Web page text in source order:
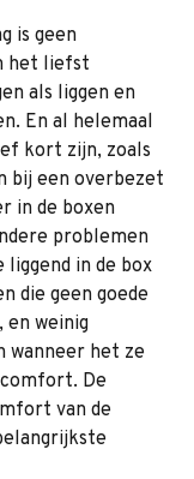
is geen
het liefst
als liggen en
En al helemaal
kort zijn, zoals
bij een overbezet
in de boxen
problemen
in de box
die geen goede
en weinig
wanneer het ze
De
van de